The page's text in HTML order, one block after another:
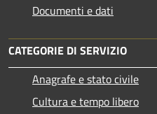
Documenti e dati
CATEGORIE DI SERVIZIO
Anagrafe e stato civile
Cultura e tempo libero